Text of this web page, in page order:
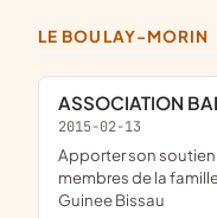
LE BOULAY-MORIN
ASSOCIATION
2015-02-13
apporter son soutien social et économique aux
membres de la
Guinee Bissau